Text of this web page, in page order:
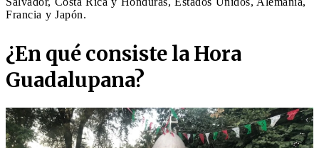
Francia y Japón.
¿En qué consiste la Hora
Guadalupana?